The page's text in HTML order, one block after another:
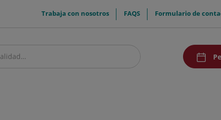
menuTop
Trabaja con nosotros FAQS Formulario de